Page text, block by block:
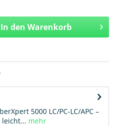
In den Warenkorb
5000 LC/PC-LC/APC –
leicht... mehr